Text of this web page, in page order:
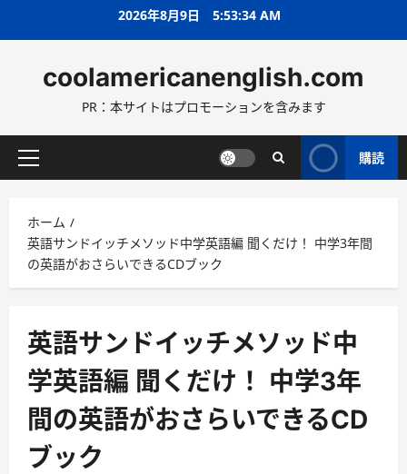
ス
ッ
2026年8月9日 5:53:35 AM
coolamericanenglish.com
PR：本サイトはプロモーションを含みます
メ
メ
ニ
ュ
ー
購読
ホーム
英語サンドイッチメソッド中学英語編 聞くだけ！ 中学3年間
の英語がおさらいできるCDブック
英語サンドイッチメソッド中
学英語編 聞くだけ！ 中学3年
間の英語がおさらいできるCD
ブック